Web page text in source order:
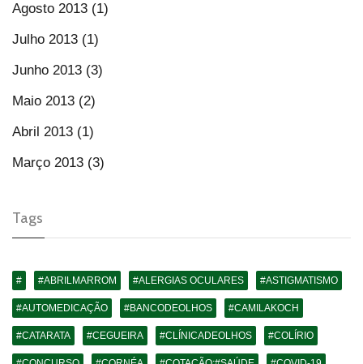
Agosto 2013 (1)
Julho 2013 (1)
Junho 2013 (3)
Maio 2013 (2)
Abril 2013 (1)
Março 2013 (3)
Tags
# #ABRILMARROM #ALERGIAS OCULARES #ASTIGMATISMO
#AUTOMEDICAÇÃO #BANCODEOLHOS #CAMILAKOCH
#CATARATA #CEGUEIRA #CLÍNICADEOLHOS #COLÍRIO